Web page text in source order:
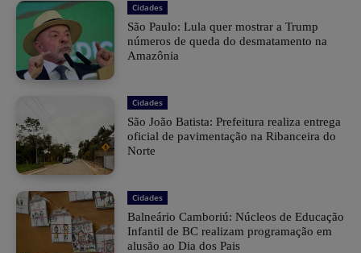
Cidades
São Paulo: Lula quer mostrar a Trump
números de queda do desmatamento na
Amazônia
Cidades
São João Batista: Prefeitura realiza entrega
oficial de pavimentação na Ribanceira do
Norte
Cidades
Balneário Camboriú: Núcleos de Educação
Infantil de BC realizam programação em
alusão ao Dia dos Pais